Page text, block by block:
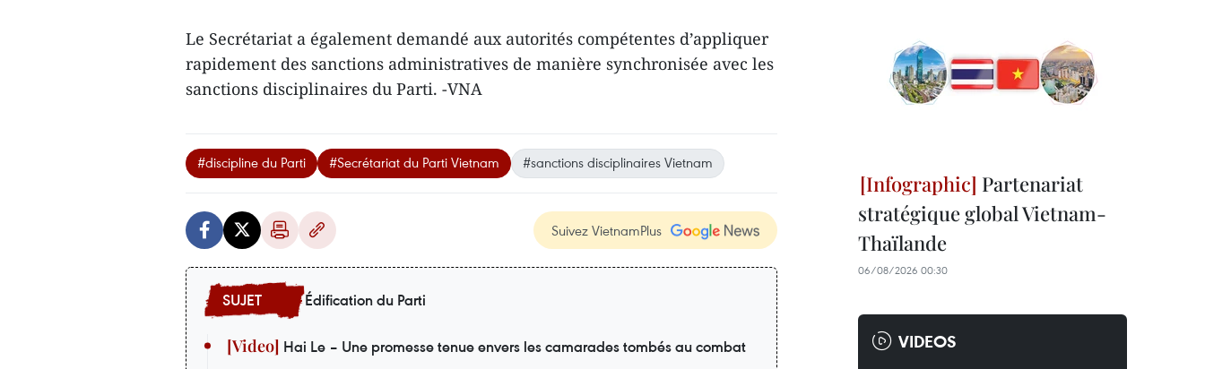
Le Secrétariat a également demandé aux autorités compétentes d’appliquer
rapidement des sanctions administratives de manière synchronisée avec les
sanctions disciplinaires du Parti. -VNA
#discipline du Parti #Secrétariat du Parti Vietnam #sanctions disciplinaires Vietnam
Suivez VietnamPlus
Édification du Parti
Hai Le – Une promesse tenue envers les camarades tombés au combat
Partenariat
stratégique global Vietnam-
Thaïlande
06/08/2026 00:30
VIDEOS